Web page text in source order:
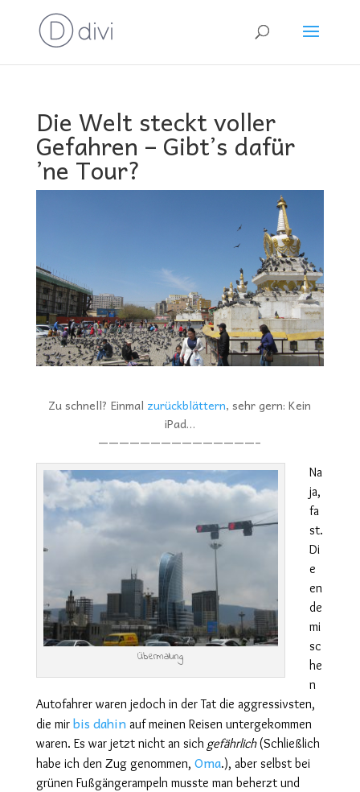
Die Welt steckt voller
Gefahren – Gibt’s dafür
’ne Tour?
Zu schnell? Einmal zurückblättern, sehr gern: Kein
iPad…
———————————————–
Übermalung
Na
ja,
fa
st.
Di
e
en
de
mi
sc
he
n
Autofahrer waren jedoch in der Tatdie aggressivsten,
die mir bis dahin auf meinen Reisen untergekommen
waren. Es war jetzt nicht an sich gefährlich (Schließlich
habe ichden Zug genommen, Oma.), aber selbst bei
grünen Fußgängerampeln musste man beherzt und